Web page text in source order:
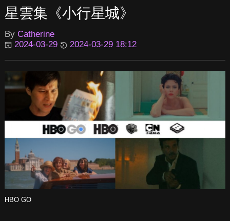
星雲集《小行星城》
By Catherine
2024-03-29
2024-03-29 18:12
HBO GO